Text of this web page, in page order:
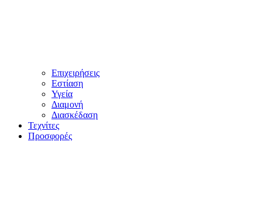
Επιχειρήσεις
Εστίαση
Υγεία
Διαμονή
Διασκέδαση
Τεχνίτες
Προσφορές